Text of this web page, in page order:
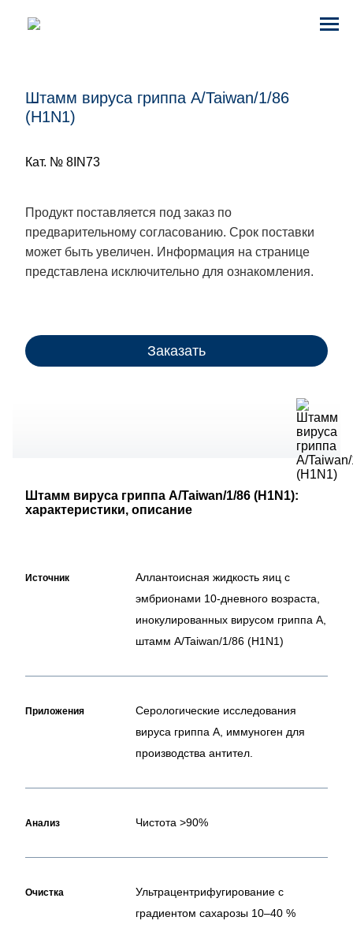
Штамм вируса гриппа A/Taiwan/1/86
(H1N1)
Кат. № 8IN73
Продукт поставляется под заказ по
предварительному согласованию. Срок поставки
может быть увеличен. Информация на странице
представлена исключительно для ознакомления.
Заказать
Штамм вируса гриппа A/Taiwan/1/86 (H1N1):
характеристики, описание
Источник
Аллантоисная жидкость яиц с
эмбрионами 10-дневного возраста,
инокулированных вирусом гриппа А,
штамм A/Taiwan/1/86 (H1N1)
Приложения
Серологические исследования
вируса гриппа A, иммуноген для
производства антител.
Анализ Чистота >90%
Очистка
Ультрацентрифугирование с
градиентом сахарозы 10–40 %